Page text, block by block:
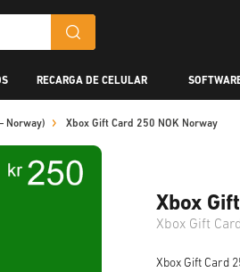
RECARGA DE CELULAR
Norway) Xbox Gift Card 250 NOK Norway
Xbox
Xbox Gift
Xbox Gift Card